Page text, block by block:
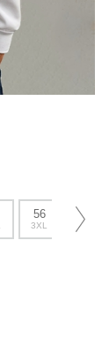
56
3XL
58
4XL